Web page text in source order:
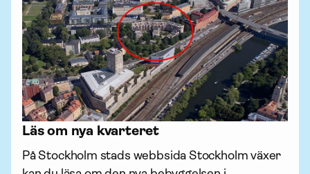
Läs om nya kvarteret
På Stockholm stads webbsida Stockholm växer